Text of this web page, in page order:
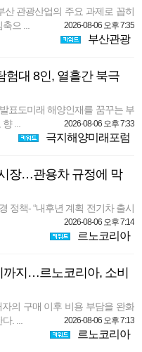
산 관광산업의 주요 과제로 꼽히
으 ...
2026-08-06 오후 7:35
부산관광
험대 8인, 열흘간 북극
표도미래 해양인재를 꿈꾸는 부
...
2026-08-06 오후 7:33
극지해양미래포럼
장…관용차 규정에 막
정책- “내후년 계획 전기차 출시
2026-08-06 오후 7:14
르노코리아
지…르노코리아, 소비
의 구매 이후 비용 부담을 완화
. ...
2026-08-06 오후 7:13
르노코리아